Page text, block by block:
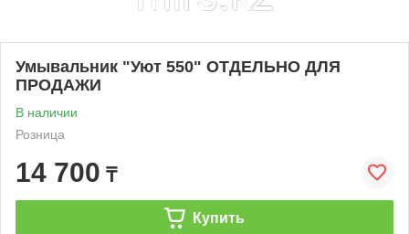
Умывальник "Уют 550" ОТДЕЛЬНО ДЛЯ
ПРОДАЖИ
В наличии
Розница
14 700 ₸
Купить